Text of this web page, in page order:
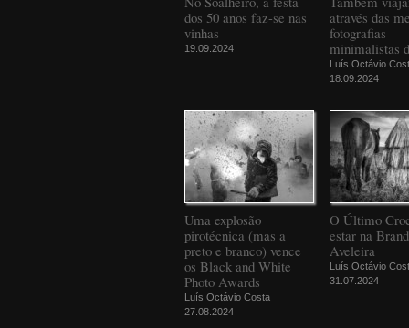
dos 50 anos faz-se nas
vinhas
19.09.2024
através das
fotografias
minimalistas
Luís Octávio
18.09.2024
Uma explosão
pirotécnica (mas a
preto e branco) vence
os Black and White
Photo Awards
Luís Octávio Costa
27.08.2024
O Último
estar na
Aveleira
Luís Octávio
31.07.2024